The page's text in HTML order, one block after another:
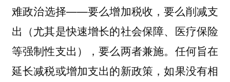
难政治选择——要么增加税收，要么削减支
出（尤其是快速增长的社会保障、医疗保险
等强制性支出），要么两者兼施。任何旨在
延长减税或增加支出的新政策，如果没有相